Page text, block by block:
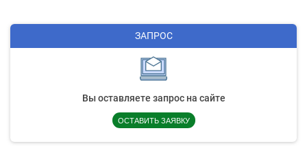
ЗАПРОС
Вы оставляете запрос на сайте
ОСТАВИТЬ ЗАЯВКУ